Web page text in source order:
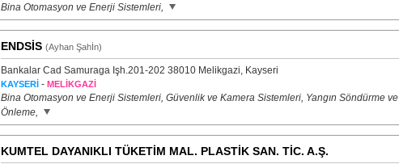
Bina Otomasyon ve Enerji Sistemleri,
ENDSİS (Ayhan Şahİn)
Bankalar Cad Samuraga Işh.201-202 38010 Melikgazi, Kayseri
KAYSERİ- MELİKGAZİ
Bina Otomasyon ve Enerji Sistemleri, Güvenlik ve Kamera Sistemleri, Yangın Söndürme ve
Önleme,
KUMTEL DAYANIKLI TÜKETİM MAL. PLASTİK SAN. TİC. A.Ş.